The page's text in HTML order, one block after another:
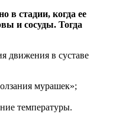
в стадии, когда ее
и сосуды. Тогда
мурашек»;
температуры.